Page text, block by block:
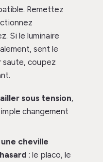
Remettez
Si le luminaire
sent le
saute, coupez
sous tension,
changement
cheville
: le placo, le